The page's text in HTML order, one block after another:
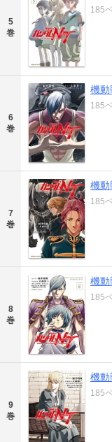
5
巻
185
6
巻
機動
185
7
巻
機動
185
8
巻
機動
185
9
巻
機動
185